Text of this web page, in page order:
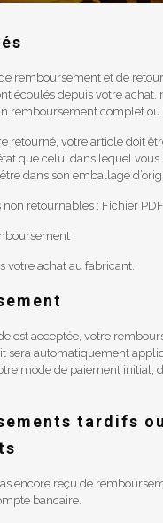
remboursement et de
écoulés depuis votre achat,
remboursement complet ou
retourné, votre article doit
que celui dans lequel vous
dans son emballage
non retournables : Fichier PDF
votre achat au fabricant.
est acceptée, votre
sera automatiquement
mode de paiement initial,
tardifs ou
encore reçu de
bancaire.